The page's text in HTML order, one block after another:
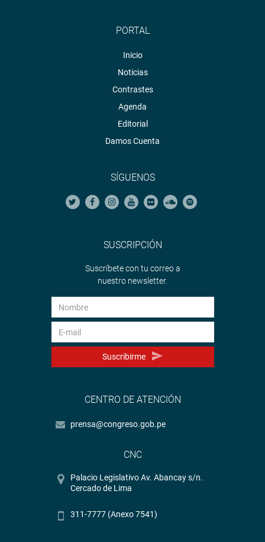
PORTAL
Inicio
Noticias
Contrastes
Agenda
Editorial
Damos Cuenta
SÍGUENOS
SUSCRIPCIÓN
Suscríbete con tu correo a
nuestro newsletter.
Suscribirme
CENTRO DE ATENCIÓN
prensa@congreso.gob.pe
CNC
Palacio Legislativo Av. Abancay s/n.
Cercado de Lima
311-7777 (Anexo 7541)